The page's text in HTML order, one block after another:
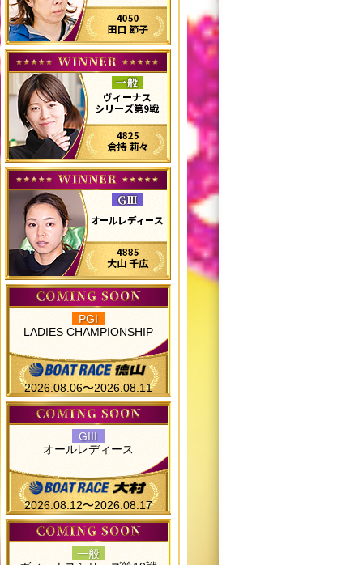
PGI
LADIES CHAMPIONSHIP
2026.08.06〜2026.08.11
GIII
オールレディース
2026.08.12〜2026.08.17
一般